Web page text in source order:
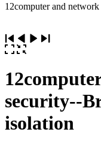
12computer and
security--
isolation